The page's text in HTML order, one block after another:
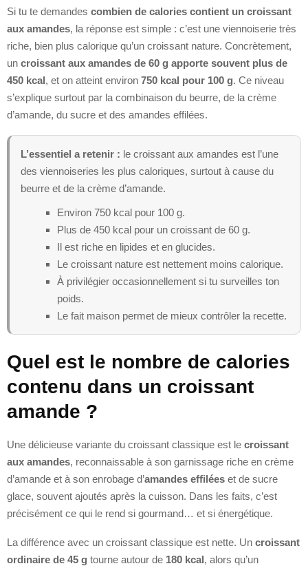
Si tu te demandes combien de calories contient un croissant
aux amandes, la réponse est simple : c’est une viennoiserie très
riche, bien plus calorique qu’un croissant nature. Concrètement,
un croissant aux amandes de 60 g apporte souvent plus de
450 kcal, et on atteint environ 750 kcal pour 100 g. Ce niveau
s’explique surtout par la combinaison du beurre, de la crème
d’amande, du sucre et des amandes effilées.
L’essentiel a retenir : le croissant aux amandes est l’une
des viennoiseries les plus caloriques, surtout à cause du
beurre et de la crème d’amande.
Environ 750 kcal pour 100 g.
Plus de 450 kcal pour un croissant de 60 g.
Il est riche en lipides et en glucides.
Le croissant nature est nettement moins calorique.
À privilégier occasionnellement si tu surveilles ton
poids.
Le fait maison permet de mieux contrôler la recette.
Quel est le nombre de calories
contenu dans un croissant
amande ?
Une délicieuse variante du croissant classique est le croissant
aux amandes, reconnaissable à son garnissage riche en crème
d’amande et à son enrobage d’amandes effilées et de sucre
glace, souvent ajoutés après la cuisson. Dans les faits, c’est
précisément ce qui le rend si gourmand… et si énergétique.
La différence avec un croissant classique est nette. Un croissant
ordinaire de 45 g tourne autour de 180 kcal, alors qu’un